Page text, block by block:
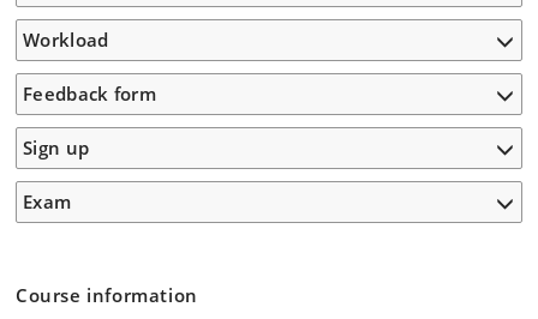
Workload
Feedback form
Sign up
Exam
Course information